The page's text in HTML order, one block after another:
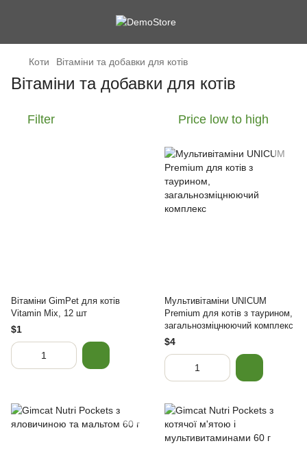
Коти Вітаміни та добавки для котів
Вітаміни та добавки для котів
Filter Price low to high
Вітаміни GimPet для котів
Vitamin Mix, 12 шт
$1
Мультивітаміни UNICUM
Premium для котів з таурином,
загальнозміцнюючий комплекс
$4